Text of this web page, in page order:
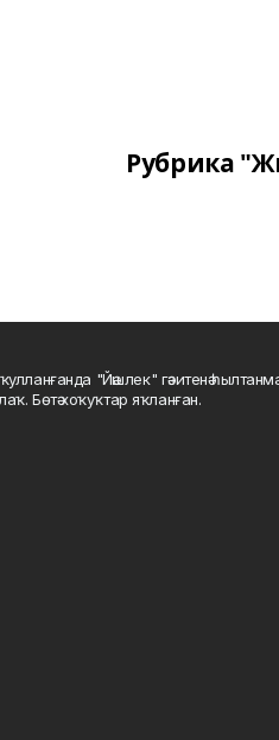
Рубрика
ҡулланғанда "Йәшлек" гәзитенә
Бөтә хоҡуҡтар яҡланған.